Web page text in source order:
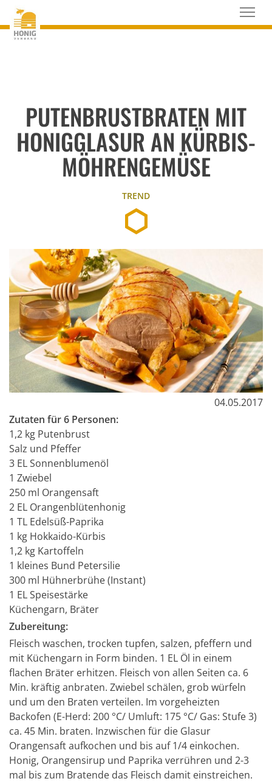
PUTENBRUSTBRATEN MIT
HONIGGLASUR AN KÜRBIS-
MÖHRENGEMÜSE
TREND
04.05.2017
Zutaten für 6 Personen:
1,2 kg Putenbrust
Salz und Pfeffer
3 EL Sonnenblumenöl
1 Zwiebel
250 ml Orangensaft
2 EL Orangenblütenhonig
1 TL Edelsüß-Paprika
1 kg Hokkaido-Kürbis
1,2 kg Kartoffeln
1 kleines Bund Petersilie
300 ml Hühnerbrühe (Instant)
1 EL Speisestärke
Küchengarn, Bräter
Zubereitung:
Fleisch waschen, trocken tupfen, salzen, pfeffern und
mit Küchengarn in Form binden. 1 EL Öl in einem
flachen Bräter erhitzen. Fleisch von allen Seiten ca. 6
Min. kräftig anbraten. Zwiebel schälen, grob würfeln
und um den Braten verteilen. Im vorgeheizten
Backofen (E-Herd: 200 °C/ Umluft: 175 °C/ Gas: Stufe 3)
ca. 45 Min. braten. Inzwischen für die Glasur
Orangensaft aufkochen und bis auf 1/4 einkochen.
Honig, Orangensirup und Paprika verrühren und 2-3
mal bis zum Bratende das Fleisch damit einstreichen.